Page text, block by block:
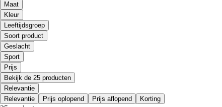
Maat
Kleur
Leeftijdsgroep
Soort product
Geslacht
Sport
Prijs
Bekijk de 25 producten
Relevantie
Relevantie
Prijs oplopend Prijs aflopend Korting